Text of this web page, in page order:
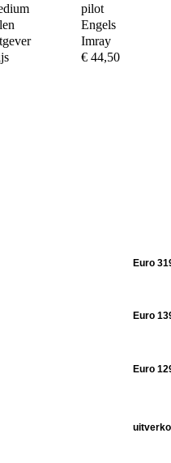
pilot
Engels
Imray
€ 44,50
Euro
Euro
Euro